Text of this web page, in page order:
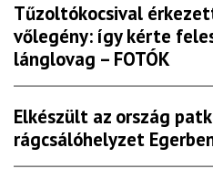
Tűzoltókocsival
vőlegény: így kérte
lánglovag – FOTÓK
Elkészült az ország
rágcsálóhelyzet